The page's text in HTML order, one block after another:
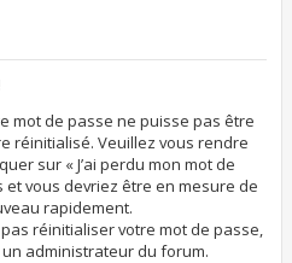
mot de passe ne puisse pas être
réinitialisé. Veuillez vous rendre
sur « J’ai perdu mon mot de
et vous devriez être en mesure de
rapidement.
réinitialiser votre mot de passe,
administrateur du forum.